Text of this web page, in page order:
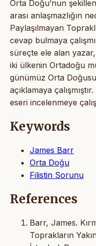
Orta Doğu’nun
arası anlaşmazlığın
Paylaşılmayan
cevap bulmaya
süreçte ele alan
iki ülkenin Ortadoğu
günümüz Orta
açıklamaya
eseri incelenmeye
Keywords
James Barr
Orta Doğu
Filistin Sorunu
References
Barr, James.
Toprakların